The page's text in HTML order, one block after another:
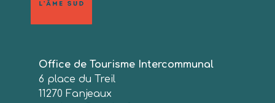
Office de Tourisme Intercommunal
6 place du Treil
11270 Fanjeaux